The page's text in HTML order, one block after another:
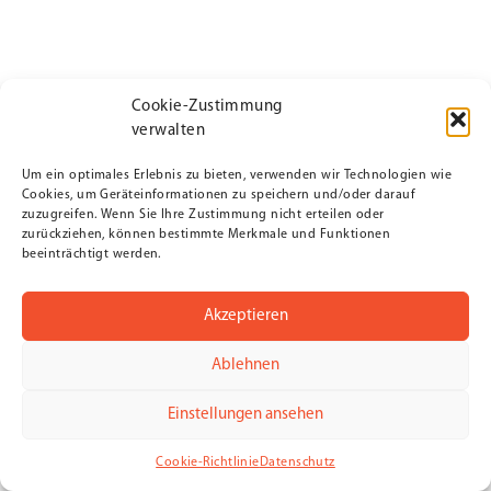
Cookie-Zustimmung
verwalten
Um ein optimales Erlebnis zu bieten, verwenden wir Technologien wie
Cookies, um Geräteinformationen zu speichern und/oder darauf
zuzugreifen. Wenn Sie Ihre Zustimmung nicht erteilen oder
zurückziehen, können bestimmte Merkmale und Funktionen
beeinträchtigt werden.
Akzeptieren
Ablehnen
Einstellungen ansehen
Cookie-Richtlinie Datenschutz